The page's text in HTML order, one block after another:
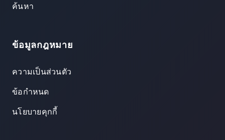
ค้นหา
ข้อมูลกฎหมาย
ความเป็นส่วนตัว
ข้อกำหนด
นโยบายคุกกี้